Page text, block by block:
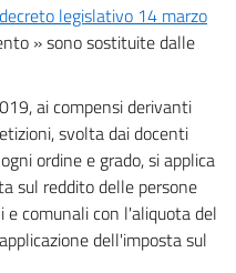
legislativo 14 marzo
» sono sostituite dalle
ai compensi derivanti
svolta dai docenti
ordine e grado, si applica
sul reddito delle persone
e comunali con l'aliquota del
dell'imposta sul